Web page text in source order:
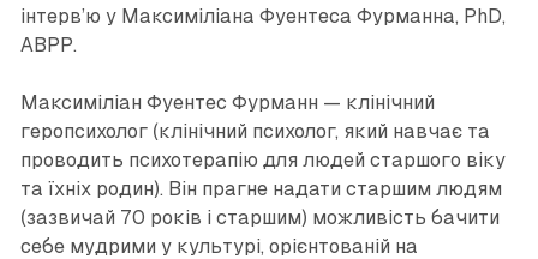
інтерв’ю у Максиміліана Фуентеса Фурманна, PhD,
ABPP.
Максиміліан Фуентес Фурманн — клінічний
геропсихолог (клінічний психолог, який навчає та
проводить психотерапію для людей старшого віку
та їхніх родин). Він прагне надати старшим людям
(зазвичай 70 років і старшим) можливість бачити
себе мудрими у культурі, орієнтованій на